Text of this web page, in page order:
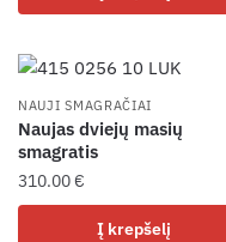
NAUJI SMAGRAČIAI
Naujas dviejų masių
smagratis
310.00€
Į krepšelį